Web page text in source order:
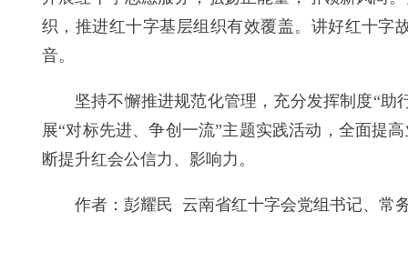
织，推进红十字基层组织有效覆盖。讲好红十字
音。
坚持不懈推进规范化管理，充分发挥制度“
展“对标先进、争创一流”主题实践活动，全面提
断提升红会公信力、影响力。
作者：彭耀民 云南省红十字会党组书记、常